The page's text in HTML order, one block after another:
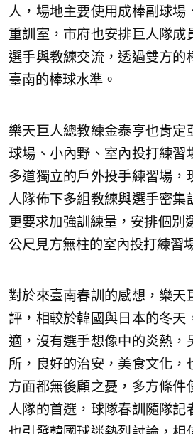
人，場地主要使用成棒副球場
重訓室，市府也安排巨人隊成
選手與教練交流，透過雙方的
臺南的棒球水準。
樂天巨人總教練金泰亨也肯定
球場、小內野、室內投打練習
多道獨立的戶外投手練習場，
人隊佈下多組教練與選手密集
更要求加強訓練量，安排個別
公尺見方無柱的室內投打練習
對於來臺南春訓的感想，樂天
評，相較於韓國與日本的冬天
適，沒有選手想像中的炎熱，
所，良好的治安，美食文化，
方面都無後顧之憂，多方條件
人隊的首選，球隊春訓隨隊記